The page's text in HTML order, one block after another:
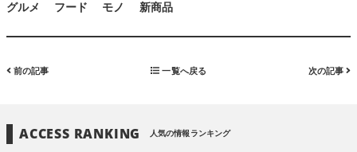
グルメ フード モノ 新商品
前の記事 一覧へ戻る 次の記事
ACCESS RANKING 人気の情報ランキング